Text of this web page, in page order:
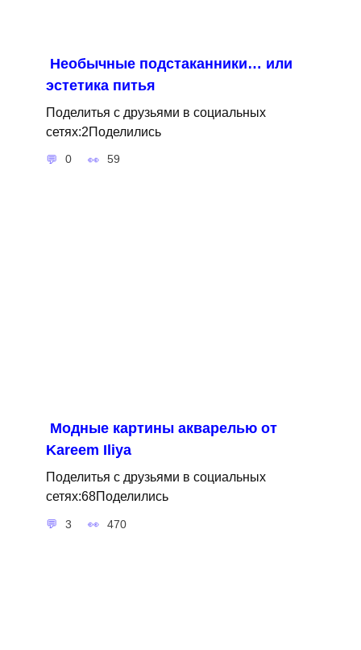
Необычные подстаканники… или
эстетика питья
Поделитья с друзьями в социальных
сетях:2Поделились
0 59
Модные картины акварелью от
Kareem Iliya
Поделитья с друзьями в социальных
сетях:68Поделились
3 470